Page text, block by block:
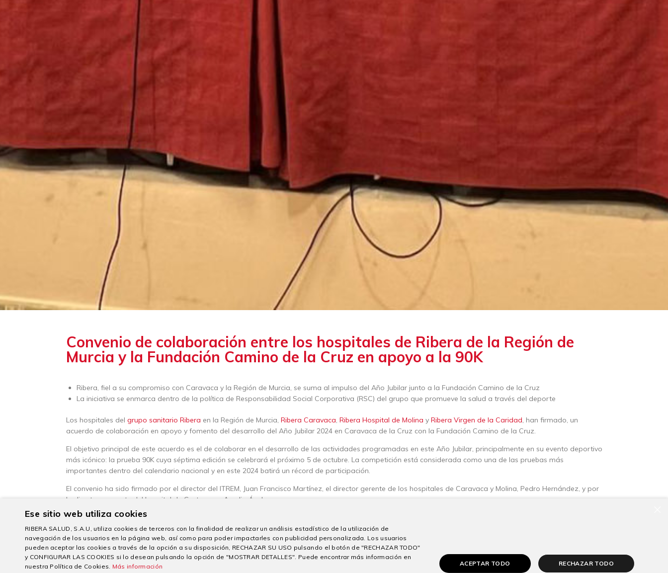
Convenio de colaboración entre los hospitales de Ribera de la Región de
Murcia y la Fundación Camino de la Cruz en apoyo a la 90K
Ribera, fiel a su compromiso con Caravaca y la Región de Murcia, se suma al impulso del Año Jubilar junto a la Fundación Camino de la Cruz
La iniciativa se enmarca dentro de la política de Responsabilidad Social Corporativa (RSC) del grupo que promueve la salud a través del deporte
Los hospitales del grupo sanitario Ribera en la Región de Murcia, Ribera Caravaca, Ribera Hospital de Molina y Ribera Virgen de la Caridad, han firmado, un
acuerdo de colaboración en apoyo y fomento del desarrollo del Año Jubilar 2024 en Caravaca de la Cruz con la Fundación Camino de la Cruz.
El objetivo principal de este acuerdo es el de colaborar en el desarrollo de las actividades programadas en este Año Jubilar, principalmente en su evento deportivo
más icónico: la prueba 90K cuya séptima edición se celebrará el próximo 5 de octubre. La competición está considerada como una de las pruebas más
importantes dentro del calendario nacional y en este 2024 batirá un récord de participación.
El convenio ha sido firmado por el director del ITREM, Juan Francisco Martínez, el director gerente de los hospitales de Caravaca y Molina, Pedro Hernández, y por
la directora gerente del hospital de Cartagena, Amelia Ávalos.
“Nos vamos a centrar en la prueba 90k, deporte y salud siempre van de la mano”, ha destacado Pedro Hernández, así como el compromiso de la entidad
sanitaria con la comunidad. Por su parte, Amelia Ávalos, expresó su entusiasmo por esta colaboración: Es importante estar presentes en este proyecto tan
interesante de la fundación donde nos sentimos totalmente identificados.”
Finalmente, Juan Francisco Martínez, director gerente del ITREM y vicepresidente de la Fundación Camino de la Cruz junto a Luis Melgarejo, hermano mayor de la
Real e Ilustre Cofradía de la Vera Cruz, agradeció la especial colaboración del grupo Ribera en este gran impulso a la 90k.
Ese sitio web utiliza cookies
RIBERA SALUD, S.A.U, utiliza cookies de terceros con la finalidad de realizar un análisis estadístico de la utilización de
navegación de los usuarios en la página web, así como para poder impactarles con publicidad personalizada. Los usuarios
pueden aceptar las cookies a través de la opción a su disposición, RECHAZAR SU USO pulsando el botón de "RECHAZAR TODO"
y CONFIGURAR LAS COOKIES si lo desean pulsando la opción de "MOSTRAR DETALLES". Puede encontrar más información en
nuestra Política de Cookies. Más información
ACEPTAR TODO RECHAZAR TODO